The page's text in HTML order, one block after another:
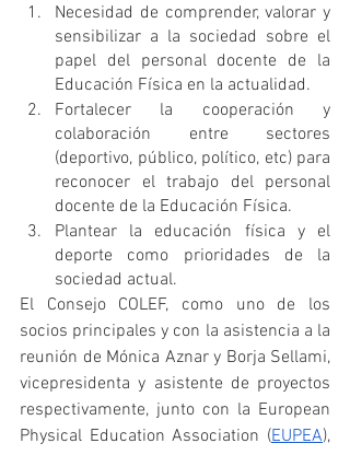
Necesidad de comprender, valorar y
sensibilizar a la sociedad sobre el
papel del personal docente de la
Educación Física en la actualidad.
Fortalecer la cooperación y
colaboración entre sectores
(deportivo, público, político, etc) para
reconocer el trabajo del personal
docente de la Educación Física.
Plantear la educación física y el
deporte como prioridades de la
sociedad actual.
El Consejo COLEF, como uno de los
socios principales y con la asistencia a la
reunión de Mónica Aznar y Borja Sellami,
vicepresidenta y asistente de proyectos
respectivamente, junto con la European
Physical Education Association (EUPEA),